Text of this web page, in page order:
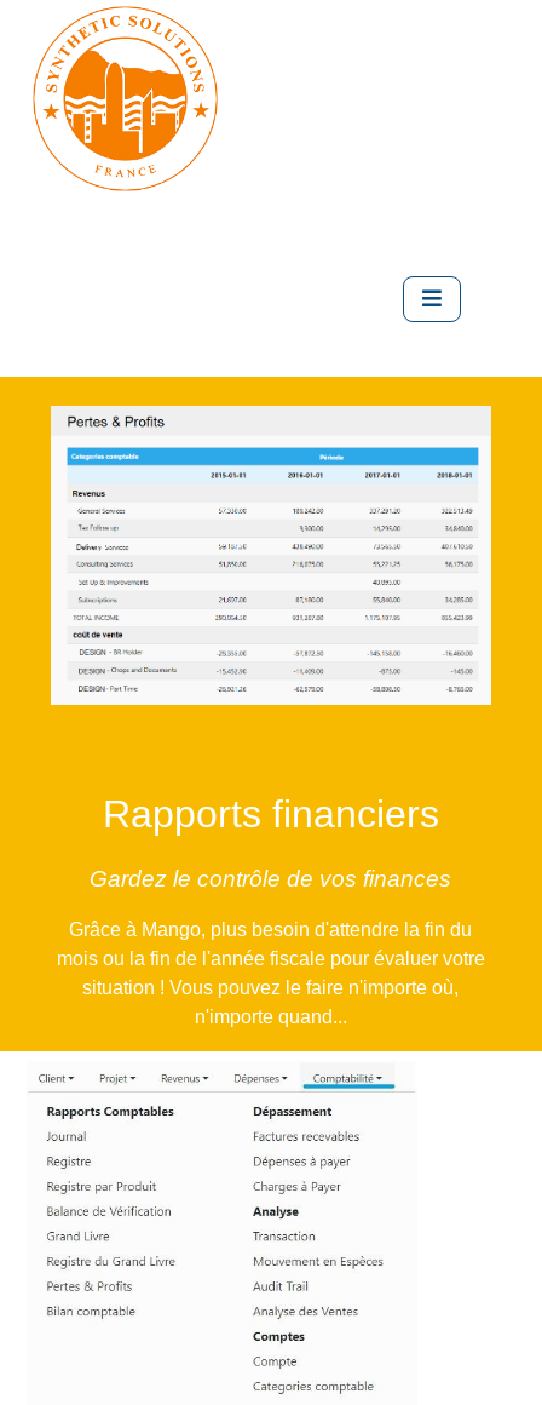
Rapports financiers
Gardez le contrôle de vos finances
Grâce à Mango, plus besoin d'attendre la fin du
mois ou la fin de l'année fiscale pour évaluer votre
situation ! Vous pouvez le faire n'importe où,
n'importe quand...
Profitez de l'essentiel et de
rapports détaillés n'importe où,
n'importe quand